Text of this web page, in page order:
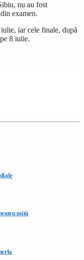
nu au fost
examen.
iar cele finale, după
8 iulie.
mită